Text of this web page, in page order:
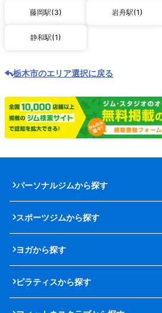
藤岡駅(3) 岩舟駅(1)
静和駅(1)
栃木市のエリア選択に戻る
パーソナルジムから探す
スポーツジムから探す
ヨガから探す
ピラティスから探す